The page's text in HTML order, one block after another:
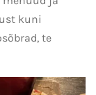
kuni
te